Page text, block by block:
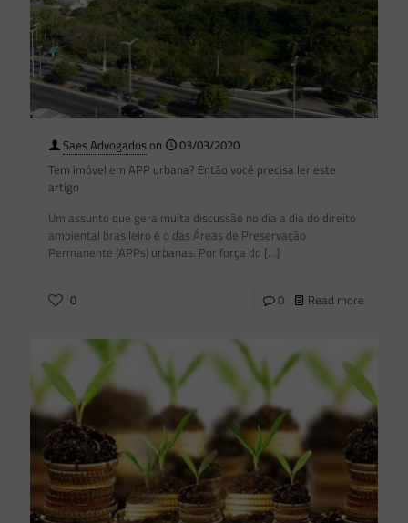
Saes Advogadoson
03/03/2020
Tem imóvel em APP urbana? Então você precisa ler este
artigo
Um assunto que gera muita discussão no dia a dia do direito
ambiental brasileiro é o das Áreas de Preservação
Permanente (APPs) urbanas. Por força do […]
0 0 Read more